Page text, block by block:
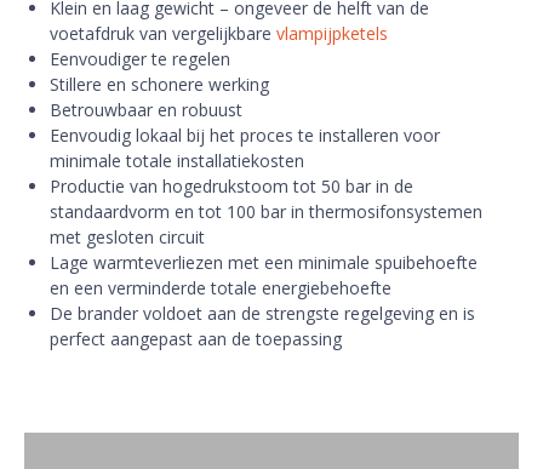
Klein en laag gewicht – ongeveer de helft van de
voetafdruk van vergelijkbare vlampijpketels
Eenvoudiger te regelen
Stillere en schonere werking
Betrouwbaar en robuust
Eenvoudig lokaal bij het proces te installeren voor
minimale totale installatiekosten
Productie van hogedrukstoom tot 50 bar in de
standaardvorm en tot 100 bar in thermosifonsystemen
met gesloten circuit
Lage warmteverliezen met een minimale spuibehoefte
en een verminderde totale energiebehoefte
De brander voldoet aan de strengste regelgeving en is
perfect aangepast aan de toepassing